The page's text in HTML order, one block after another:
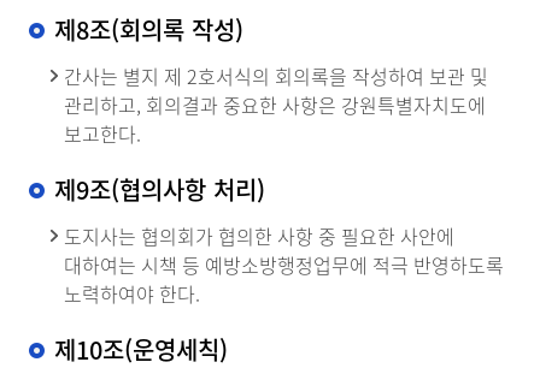
제8조(회의록 작성)
간사는 별지 제 2호서식의 회의록을 작성하여 보관 및
관리하고, 회의결과 중요한 사항은 강원특별자치도에
보고한다.
제9조(협의사항 처리)
도지사는 협의회가 협의한 사항 중 필요한 사안에
대하여는 시책 등 예방소방행정업무에 적극 반영하도록
노력하여야 한다.
제10조(운영세칙)